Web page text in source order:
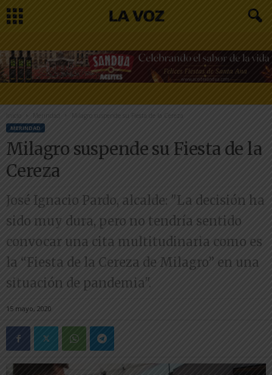
Inicio Milagro suspende su Fiesta de la Cereza
MERINDAD
Milagro suspende su Fiesta de la
Cereza
José Ignacio Pardo, alcalde: "La decisión ha
sido muy dura, pero no tendría sentido
convocar una cita multitudinaria como es
la “Fiesta de la Cereza de Milagro” en una
situación de pandemia".
15 mayo, 2020